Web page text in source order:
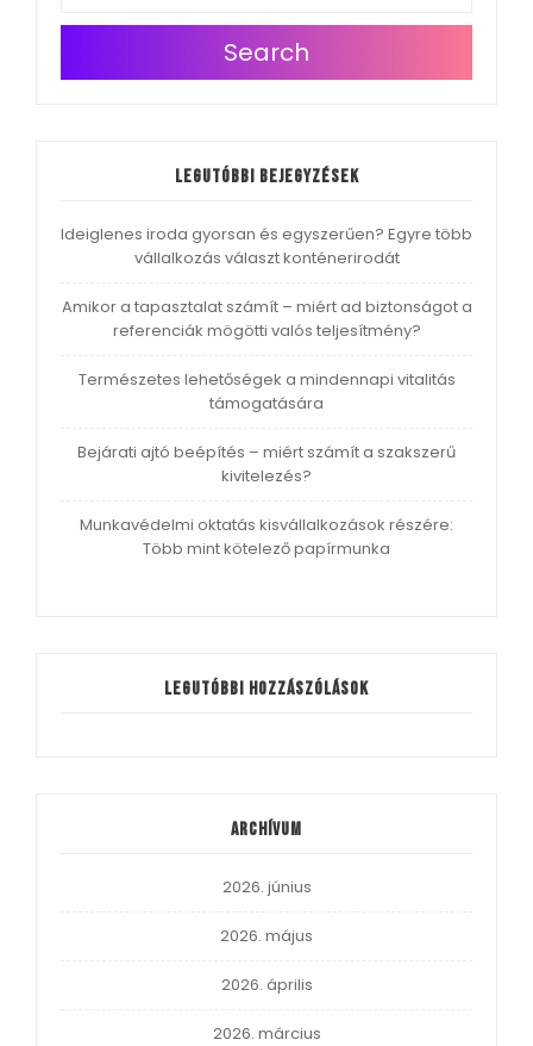
Search
Legutóbbi bejegyzések
Ideiglenes iroda gyorsan és egyszerűen? Egyre több
vállalkozás választ konténerirodát
Amikor a tapasztalat számít – miért ad biztonságot a
referenciák mögötti valós teljesítmény?
Természetes lehetőségek a mindennapi vitalitás
támogatására
Bejárati ajtó beépítés – miért számít a szakszerű
kivitelezés?
Munkavédelmi oktatás kisvállalkozások részére:
Több mint kötelező papírmunka
Legutóbbi hozzászólások
Archívum
2026. június
2026. május
2026. április
2026. március